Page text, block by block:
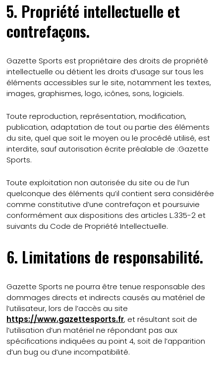
5. Propriété intellectuelle et
contrefaçons.
Gazette Sports est propriétaire des droits de propriété
intellectuelle ou détient les droits d’usage sur tous les
éléments accessibles sur le site, notamment les textes,
images, graphismes, logo, icônes, sons, logiciels.
Toute reproduction, représentation, modification,
publication, adaptation de tout ou partie des éléments
du site, quel que soit le moyen ou le procédé utilisé, est
interdite, sauf autorisation écrite préalable de :Gazette
Sports.
Toute exploitation non autorisée du site ou de l’un
quelconque des éléments qu’il contient sera considérée
comme constitutive d’une contrefaçon et poursuivie
conformément aux dispositions des articles L.335-2 et
suivants du Code de Propriété Intellectuelle.
6. Limitations de responsabilité.
Gazette Sports ne pourra être tenue responsable des
dommages directs et indirects causés au matériel de
l’utilisateur, lors de l’accès au site
https://www.gazettesports.fr, et résultant soit de
l’utilisation d’un matériel ne répondant pas aux
spécifications indiquées au point 4, soit de l’apparition
d’un bug ou d’une incompatibilité.